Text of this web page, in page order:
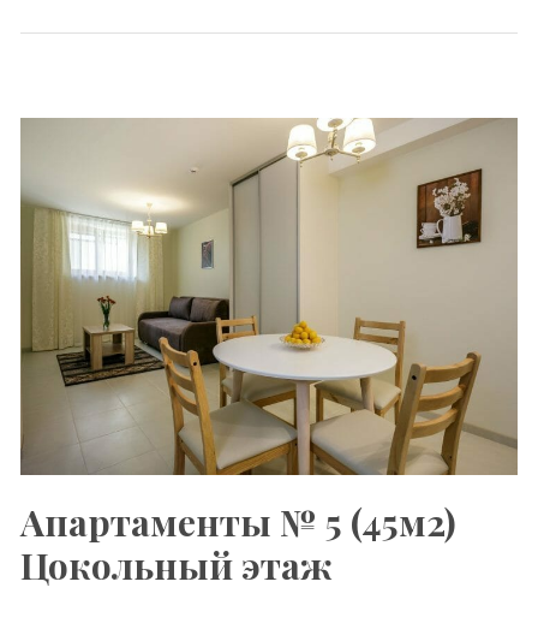
Апартаменты № 5 (45м2)
Цокольный этаж